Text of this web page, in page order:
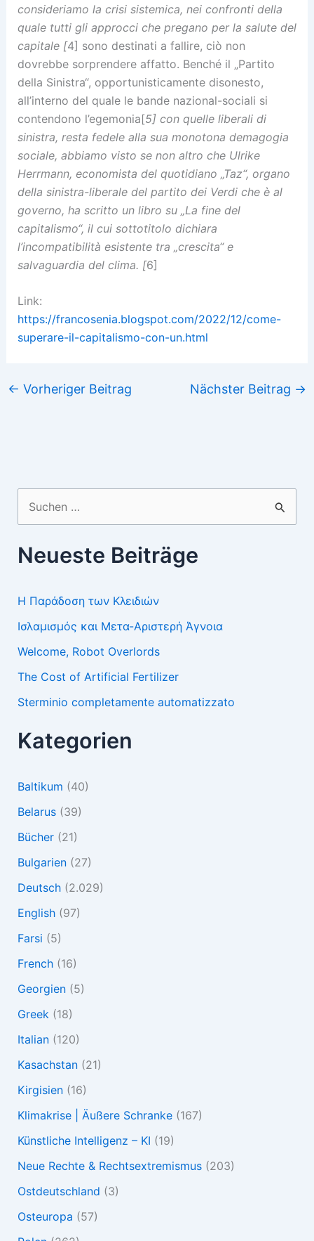
consideriamo la crisi sistemica, nei confronti della
quale tutti gli approcci che pregano per la salute del
capitale [4] sono destinati a fallire, ciò non
dovrebbe sorprendere affatto. Benché il „Partito
della Sinistra“, opportunisticamente disonesto,
all’interno del quale le bande nazional-sociali si
contendono l’egemonia[5] con quelle liberali di
sinistra, resta fedele alla sua monotona demagogia
sociale, abbiamo visto se non altro che Ulrike
Herrmann, economista del quotidiano „Taz“, organo
della sinistra-liberale del partito dei Verdi che è al
governo, ha scritto un libro su „La fine del
capitalismo“, il cui sottotitolo dichiara
l’incompatibilità esistente tra „crescita“ e
salvaguardia del clima. [6]
Link:
https://francosenia.blogspot.com/2022/12/come-
superare-il-capitalismo-con-un.html
← Vorheriger Beitrag Nächster Beitrag →
Suchen
nach:
Neueste Beiträge
Η Παράδοση των Κλειδιών
Ισλαμισμός και Μετα-Αριστερή Άγνοια
Welcome, Robot Overlords
The Cost of Artificial Fertilizer
Sterminio completamente automatizzato
Kategorien
Baltikum (40)
Belarus(39)
Bücher(21)
Bulgarien(27)
Deutsch(2.029)
English(97)
Farsi (5)
French(16)
Georgien(5)
Greek (18)
Italian(120)
Kasachstan(21)
Kirgisien(16)
Klimakrise | Äußere Schranke(167)
Künstliche Intelligenz – KI (19)
Neue Rechte & Rechtsextremismus(203)
Ostdeutschland (3)
Osteuropa (57)